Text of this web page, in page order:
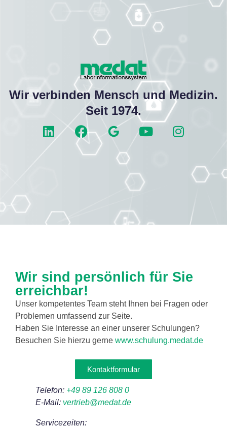
Wir verbinden Mensch und Medizin.
Seit 1974.
Wir sind persönlich für Sie
erreichbar!
Unser kompetentes Team steht Ihnen bei Fragen oder
Problemen umfassend zur Seite.
Haben Sie Interesse an einer unserer Schulungen?
Besuchen Sie hierzu gerne www.schulung.medat.de
Kontaktformular
Telefon: +49 89 126 808 0
E-Mail: vertrieb@medat.de
Servicezeiten: